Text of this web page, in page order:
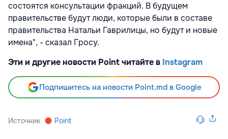
состоятся консультации фракций. В будущем
правительстве будут люди, которые были в составе
правительства Натальи Гаврилицы, но будут и новые
имена", - сказал Гросу.
Эти и другие новости Point читайте в Instagram
Подпишитесь на новости Point.md в Google
Источник Point